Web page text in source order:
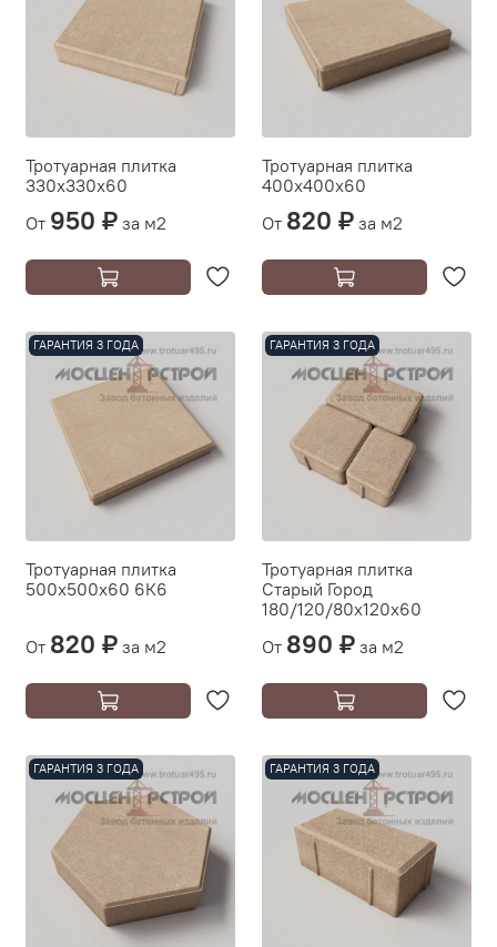
Тротуарная плитка
330х330х60
От 950 ₽ за м2
Тротуарная плитка
400х400х60
От 820 ₽ за м2
ГАРАНТИЯ 3 ГОДА
Тротуарная плитка
500х500х60 6К6
От 820 ₽ за м2
ГАРАНТИЯ 3 ГОДА
Тротуарная плитка
Старый Город
180/120/80х120х60
От 890 ₽ за м2
ГАРАНТИЯ 3 ГОДА ГАРАНТИЯ 3 ГОДА